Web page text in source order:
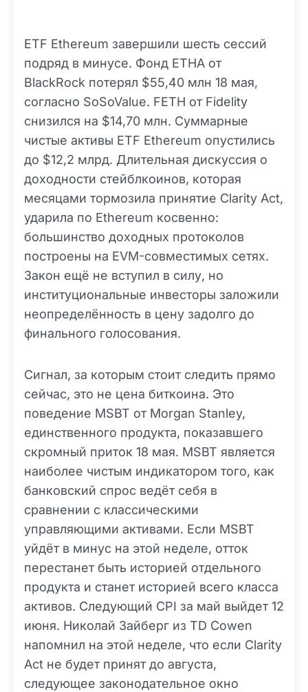
ETF Ethereum завершили шесть сессий
подряд в минусе. Фонд ETHA от
BlackRock потерял $55,40 млн 18 мая,
согласно SoSoValue. FETH от Fidelity
снизился на $14,70 млн. Суммарные
чистые активы ETF Ethereum опустились
до $12,2 млрд. Длительная дискуссия о
доходности стейблкоинов, которая
месяцами тормозила принятие Clarity Act,
ударила по Ethereum косвенно:
большинство доходных протоколов
построены на EVM-совместимых сетях.
Закон ещё не вступил в силу, но
институциональные инвесторы заложили
неопределённость в цену задолго до
финального голосования.
Сигнал, за которым стоит следить прямо
сейчас, это не цена биткоина. Это
поведение MSBT от Morgan Stanley,
единственного продукта, показавшего
скромный приток 18 мая. MSBT является
наиболее чистым индикатором того, как
банковский спрос ведёт себя в
сравнении с классическими
управляющими активами. Если MSBT
уйдёт в минус на этой неделе, отток
перестанет быть историей отдельного
продукта и станет историей всего класса
активов. Следующий CPI за май выйдет 12
июня. Николай Зайберг из TD Cowen
напомнил на этой неделе, что если Clarity
Act не будет принят до августа,
следующее законодательное окно